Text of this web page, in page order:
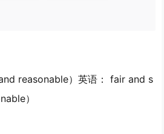
reasonable）英语： fair and s
）